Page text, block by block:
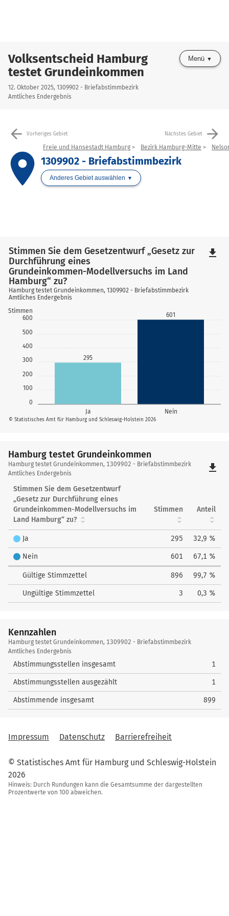
Volksentscheid Hamburg
testet Grundeinkommen
12. Oktober 2025, 1309902 - Briefabstimmbezirk
Amtliches Endergebnis
Menü
arrow_back Vorheriges Gebiet Nächstes Gebiet arrow_forward
place
Freie und Hansestadt Hamburg Bezirk Hamburg-Mitte
1309902 - Briefabstimmbezirk
Anderes Gebiet auswählen
0
100
200
300
400
500
600
Stimmen
Ja Nein
295
601
© Statistisches Amt für Hamburg und Schleswig-Holstein 2026
Stimmen Sie dem Gesetzentwurf „Gesetz zur
Durchführung eines
Grundeinkommen-Modellversuchs im Land
Hamburg“ zu?
Hamburg testet Grundeinkommen, 1309902 - Briefabstimmbezirk
Amtliches Endergebnis
file_download
Hamburg testet Grundeinkommen
Hamburg
testet
Grundeinkommen
Hamburg testet Grundeinkommen, 1309902 - Briefabstimmbezirk
Amtliches Endergebnis
file_download
Stimmen Sie dem Gesetzentwurf
„Gesetz zur Durchführung eines
Grundeinkommen-Modellversuchs im
Land Hamburg“ zu?
Stimmen Anteil
Ja 295 32,9 %
Nein 601 67,1 %
Gültige Stimmzettel 896 99,7 %
Ungültige Stimmzettel 3 0,3 %
Kennzahlen
Kennzahlen
Hamburg testet Grundeinkommen, 1309902 - Briefabstimmbezirk
Amtliches Endergebnis
Abstimmungsstellen insgesamt 1
Abstimmungsstellen ausgezählt 1
Abstimmende insgesamt 899
Impressum Datenschutz Barrierefreiheit
© Statistisches Amt für Hamburg und Schleswig-Holstein
2026
Hinweis: Durch Rundungen kann die Gesamtsumme der dargestellten
Prozentwerte von 100 abweichen.